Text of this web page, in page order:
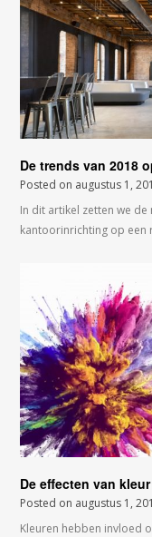
De trends van 2018
Posted on augustus 1,
In dit artikel zetten we
kantoorinrichting op een
De effecten van
Posted on augustus 1,
Kleuren hebben invloed